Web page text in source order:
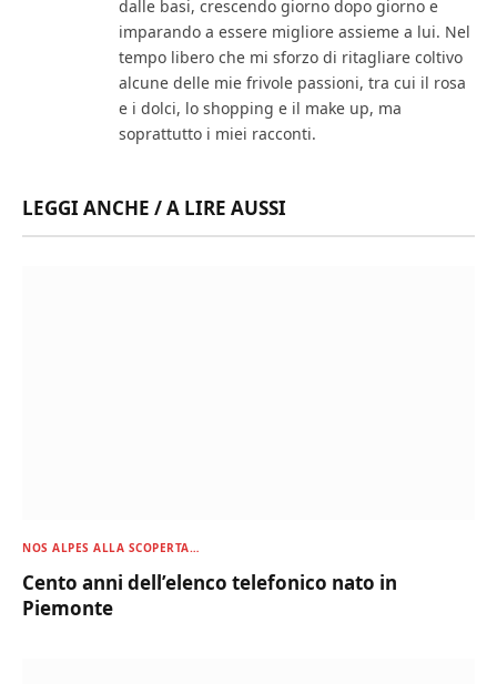
dalle basi, crescendo giorno dopo giorno e
imparando a essere migliore assieme a lui. Nel
tempo libero che mi sforzo di ritagliare coltivo
alcune delle mie frivole passioni, tra cui il rosa
e i dolci, lo shopping e il make up, ma
soprattutto i miei racconti.
LEGGI ANCHE / A LIRE AUSSI
NOS ALPES ALLA SCOPERTA…
Cento anni dell’elenco telefonico nato in
Piemonte